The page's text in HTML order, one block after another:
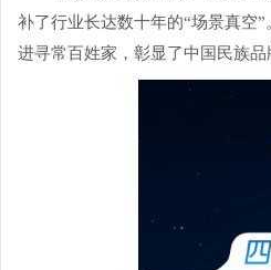
补了行业长达数十年的“场景真空
进寻常百姓家，彰显了中国民族品